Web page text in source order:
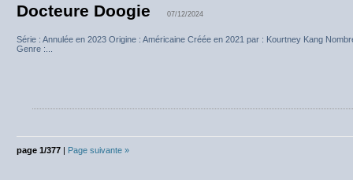
Docteure Doogie 07/12/2024
Série : Annulée en 2023 Origine : Américaine Créée en 2021 par : Kourtney Kang
Genre :...
page 1/377 Page suivante »